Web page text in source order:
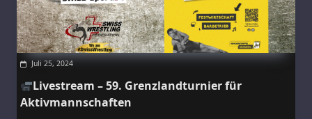
Juli 25, 2024
Livestream – 59. Grenzlandturnier für
Aktivmannschaften